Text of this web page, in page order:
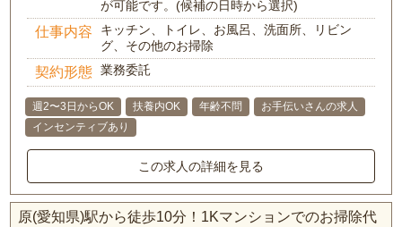
が可能です。(候補の日時から選択)
仕事内容
キッチン、トイレ、お風呂、洗面所、リビン
グ、その他のお掃除
契約形態 業務委託
週2〜3日からOK 扶養内OK 年齢不問
お手伝いさんの求人
インセンティブあり
この求人の詳細を見る
原(愛知県)駅から徒歩10分！1Kマンションでのお掃除代